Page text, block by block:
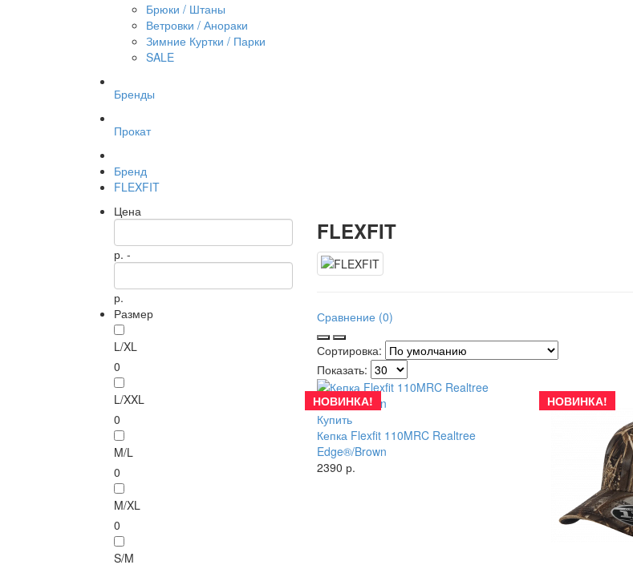
Брюки / Штаны
Ветровки / Анораки
Зимние Куртки / Парки
SALE
Бренды
Прокат
Бренд
FLEXFIT
Цена
р. -
р.
Размер
L/XL
0
L/XXL
0
M/L
0
M/XL
0
S/M
FLEXFIT
Сравнение (0)
Сортировка:
Показать:
НОВИНКА!
Купить
Кепка Flexfit 110MRC Realtree
Edge®/Brown
2390 р.
НОВИНКА!